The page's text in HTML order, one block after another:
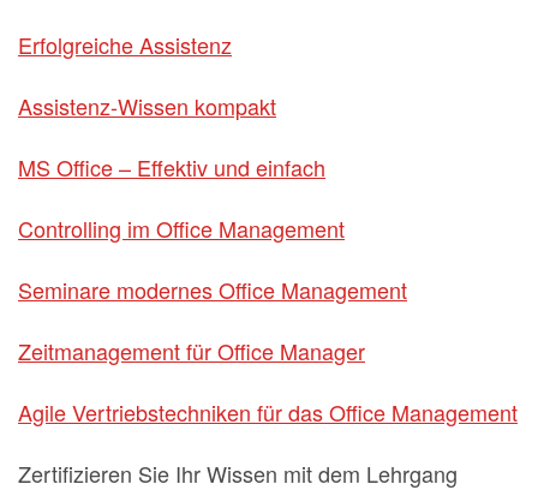
Erfolgreiche Assistenz
Assistenz-Wissen kompakt
MS Office – Effektiv und einfach
Controlling im Office Management
Seminare modernes Office Management
Zeitmanagement für Office Manager
Agile Vertriebstechniken für das Office Management
Zertifizieren Sie Ihr Wissen mit dem Lehrgang